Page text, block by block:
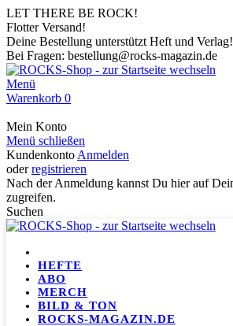
LET THERE BE ROCK!
Flotter Versand!
Deine Bestellung unterstützt Heft und Verlag!
Bei Fragen: bestellung@rocks-magazin.de
Menü
Warenkorb 0
Mein Konto
Menü schließen
Kundenkonto Anmelden
oderregistrieren
Nach der Anmeldung kannst Du hier auf
zugreifen.
Suchen
HEFTE
ABO
MERCH
BILD & TON
ROCKS-MAGAZIN.DE